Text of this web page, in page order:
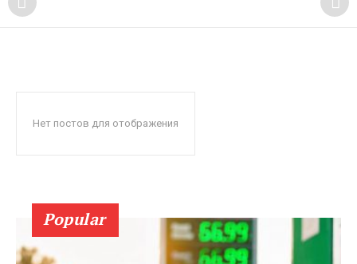
Нет постов для отображения
Popular